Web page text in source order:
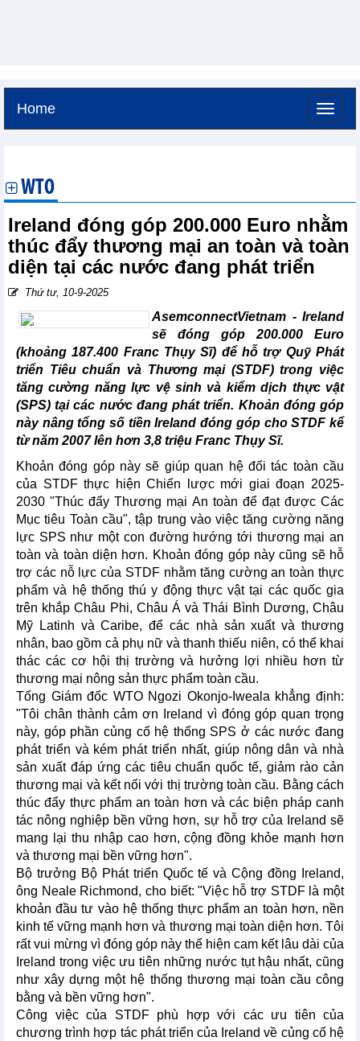
Home
WTO
Ireland đóng góp 200.000 Euro nhằm
thúc đẩy thương mại an toàn và toàn
diện tại các nước đang phát triển
Thứ tư, 10-9-2025
AsemconnectVietnam - Ireland
sẽ đóng góp 200.000 Euro
(khoảng 187.400 Franc Thụy Sĩ) để hỗ trợ Quỹ Phát
triển Tiêu chuẩn và Thương mại (STDF) trong việc
tăng cường năng lực vệ sinh và kiểm dịch thực vật
(SPS) tại các nước đang phát triển. Khoản đóng góp
này nâng tổng số tiền Ireland đóng góp cho STDF kể
từ năm 2007 lên hơn 3,8 triệu Franc Thụy Sĩ.
Khoản đóng góp này sẽ giúp quan hệ đối tác toàn cầu
của STDF thực hiện Chiến lược mới giai đoạn 2025-
2030 "Thúc đẩy Thương mại An toàn để đạt được Các
Mục tiêu Toàn cầu", tập trung vào việc tăng cường năng
lực SPS như một con đường hướng tới thương mại an
toàn và toàn diện hơn. Khoản đóng góp này cũng sẽ hỗ
trợ các nỗ lực của STDF nhằm tăng cường an toàn thực
phẩm và hệ thống thú y động thực vật tại các quốc gia
trên khắp Châu Phi, Châu Á và Thái Bình Dương, Châu
Mỹ Latinh và Caribe, để các nhà sản xuất và thương
nhân, bao gồm cả phụ nữ và thanh thiếu niên, có thể khai
thác các cơ hội thị trường và hưởng lợi nhiều hơn từ
thương mại nông sản thực phẩm toàn cầu.
Tổng Giám đốc WTO Ngozi Okonjo-Iweala khẳng định:
"Tôi chân thành cảm ơn Ireland vì đóng góp quan trọng
này, góp phần củng cố hệ thống SPS ở các nước đang
phát triển và kém phát triển nhất, giúp nông dân và nhà
sản xuất đáp ứng các tiêu chuẩn quốc tế, giảm rào cản
thương mại và kết nối với thị trường toàn cầu. Bằng cách
thúc đẩy thực phẩm an toàn hơn và các biện pháp canh
tác nông nghiệp bền vững hơn, sự hỗ trợ của Ireland sẽ
mang lại thu nhập cao hơn, cộng đồng khỏe mạnh hơn
và thương mại bền vững hơn".
Bộ trưởng Bộ Phát triển Quốc tế và Cộng đồng Ireland,
ông Neale Richmond, cho biết: "Việc hỗ trợ STDF là một
khoản đầu tư vào hệ thống thực phẩm an toàn hơn, nền
kinh tế vững mạnh hơn và thương mại toàn diện hơn. Tôi
rất vui mừng vì đóng góp này thể hiện cam kết lâu dài của
Ireland trong việc ưu tiên những nước tụt hậu nhất, cũng
như xây dựng một hệ thống thương mại toàn cầu công
bằng và bền vững hơn".
Công việc của STDF phù hợp với các ưu tiên của
chương trình hợp tác phát triển của Ireland về củng cố hệ